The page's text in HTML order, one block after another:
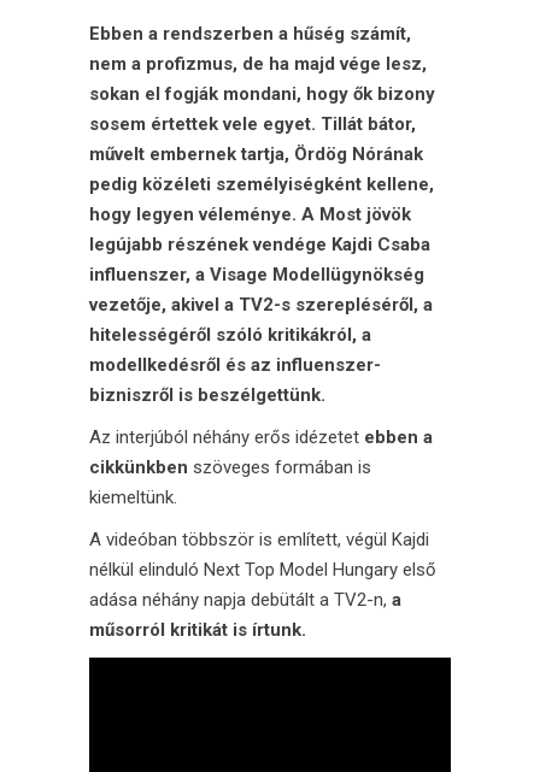
Ebben a rendszerben a hűség számít,
nem a profizmus, de ha majd vége lesz,
sokan el fogják mondani, hogy ők bizony
sosem értettek vele egyet. Tillát bátor,
művelt embernek tartja, Ördög Nórának
pedig közéleti személyiségként kellene,
hogy legyen véleménye. A Most jövök
legújabb részének vendége Kajdi Csaba
influenszer, a Visage Modellügynökség
vezetője, akivel a TV2-s szerepléséről, a
hitelességéről szóló kritikákról, a
modellkedésről és az influenszer-
bizniszről is beszélgettünk.
Az interjúból néhány erős idézetet ebben a
cikkünkben szöveges formában is
kiemeltünk.
A videóban többször is említett, végül Kajdi
nélkül elinduló Next Top Model Hungary első
adása néhány napja debütált a TV2-n, a
műsorról kritikát is írtunk.